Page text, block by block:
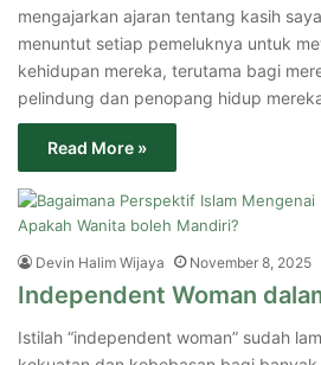
mengajarkan ajaran tentang kasih
menuntut setiap pemeluknya untuk
kehidupan mereka, terutama bagi
pelindung dan penopang hidup
Read More »
Devin Halim Wijaya November 8, 2025
Independent Woman
Istilah “independent woman” sudah